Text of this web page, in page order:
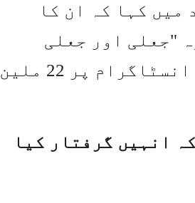
میں کہا کہ ان کا
"جعلی اور جعلی
ڈگریوں” والوں کا حوالہ دے رہے تھے۔ پارٹی کے انسٹاگرام پر 22 ملین
انہیں گرفتار کیا